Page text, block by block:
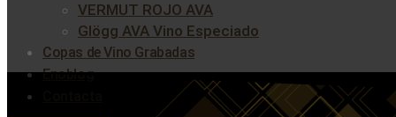
VERMUT ROJO AVA
Glögg AVA Vino Especiado
Copas de Vino Grabadas
Enoblog